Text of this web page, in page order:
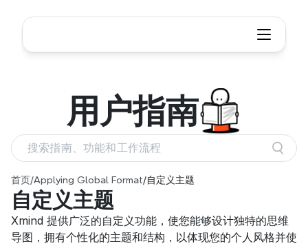
首页/Applying Global Format/自定义主题
自定义主题
Xmind 提供广泛的自定义功能，使您能够设计独特的思维
导图，拥有个性化的主题和结构，以体现您的个人风格并使
用户指南
搜索指南、功能和工作流程